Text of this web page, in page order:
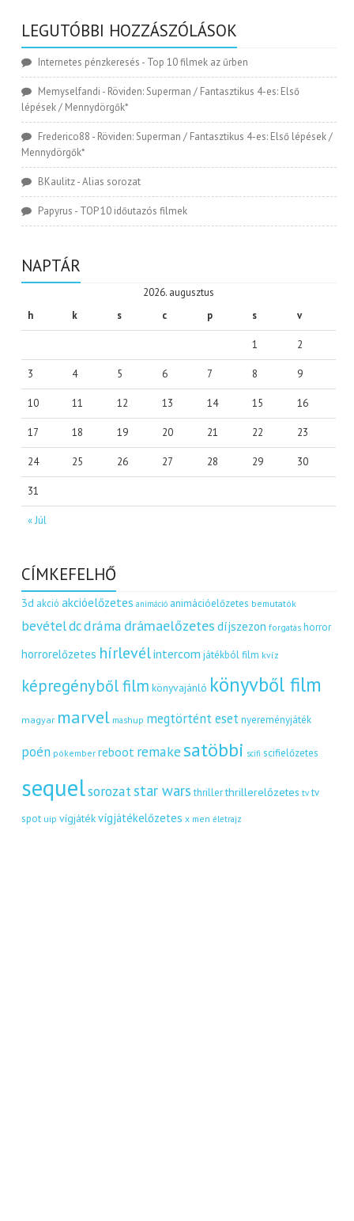
LEGUTÓBBI HOZZÁSZÓLÁSOK
Internetes pénzkeresés - Top 10 filmek az űrben
Memyselfandi - Röviden: Superman / Fantasztikus 4-es: Első
lépések / Mennydörgők*
Frederico88 - Röviden: Superman / Fantasztikus 4-es: Első lépések /
Mennydörgők*
BKaulitz-Alias sorozat
Papyrus - TOP 10 időutazós filmek
NAPTÁR
2026. augusztus
h
k s c p s v
« Júl
1 2
3 4 5 6 7 8 9
10 11 12 13 14 15 16
17 18 19 20 21 22 23
24 25 26 27 28 29 30
31
CÍMKEFELHŐ
3d akció akcióelőzetes animáció animációelőzetes bemutatók
bevételdcdráma drámaelőzetes díjszezon forgatás horror
horrorelőzetes hírlevélintercom játékból film kvíz
képregényből film könyvajánló könyvből film
magyar marvel mashup megtörtént eset nyereményjáték
poén pókember reboot remakesatöbbi scifi scifielőzetes
sequelsorozatstar wars thriller thrillerelőzetes tv tv
spot uip vígjátékvígjátékelőzetes x men életrajz